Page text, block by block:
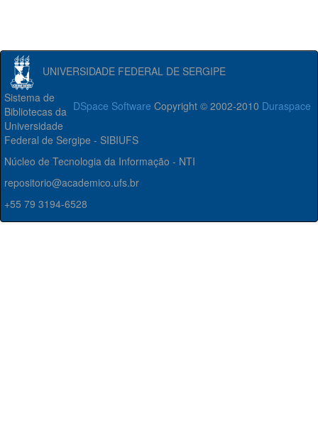
UNIVERSIDADE FEDERAL DE SERGIPE
DSpace Software Copyright © 2002-2010 Duraspace
Sistema de
Bibliotecas da
Universidade
Federal de Sergipe - SIBIUFS
Núcleo de Tecnologia da Informação - NTI
repositorio@academico.ufs.br
+55 79 3194-6528